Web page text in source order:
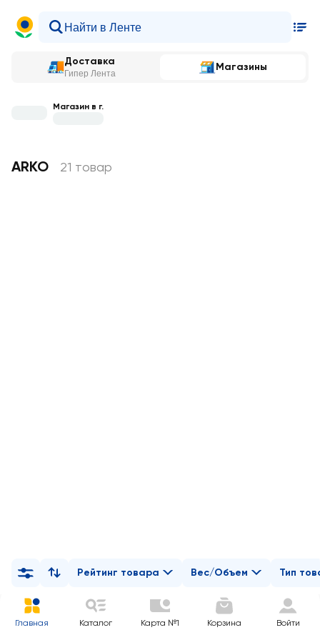
Доставка
Гипер Лента
Магазины
Магазин в г.
ARKO 21 товар
Рейтинг товара Вес/Объем Тип
Главная Каталог Карта №1 Корзина Войти